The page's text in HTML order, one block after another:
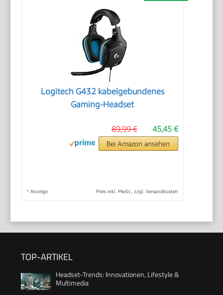
Logitech G432 kabelgebundenes
Gaming-Headset
45,45 €
89,99 €
Bei Amazon ansehen
* Anzeige Preis inkl. MwSt., zzgl. Versandkosten
TOP-ARTIKEL
Headset-Trends: Innovationen, Lifestyle &
Multimedia